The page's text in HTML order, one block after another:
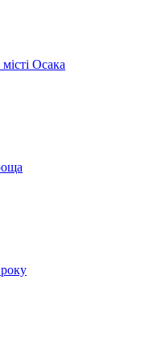
Осака